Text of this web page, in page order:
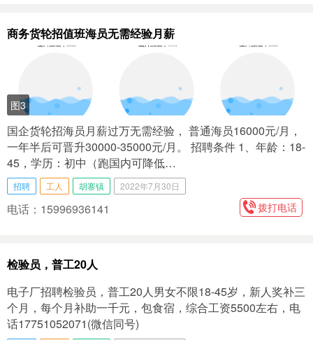
商务货轮招值班海员无需经验月薪
图3
国企货轮招海员月薪过万无需经验， 普通海员16000元/月，
一年半后可晋升30000-35000元/月。 招聘条件 1、年龄：18-
45，学历：初中（跑国内可降低…
招聘 工人 胡寨镇 2022年7月30日
电话：15996936141 拨打电话
检验员，普工20人
电子厂招聘检验员，普工20人男女不限18-45岁，新人奖补三
个月，每个月补助一千元，包食宿，综合工资5500左右，电
话17751052071(微信同号)